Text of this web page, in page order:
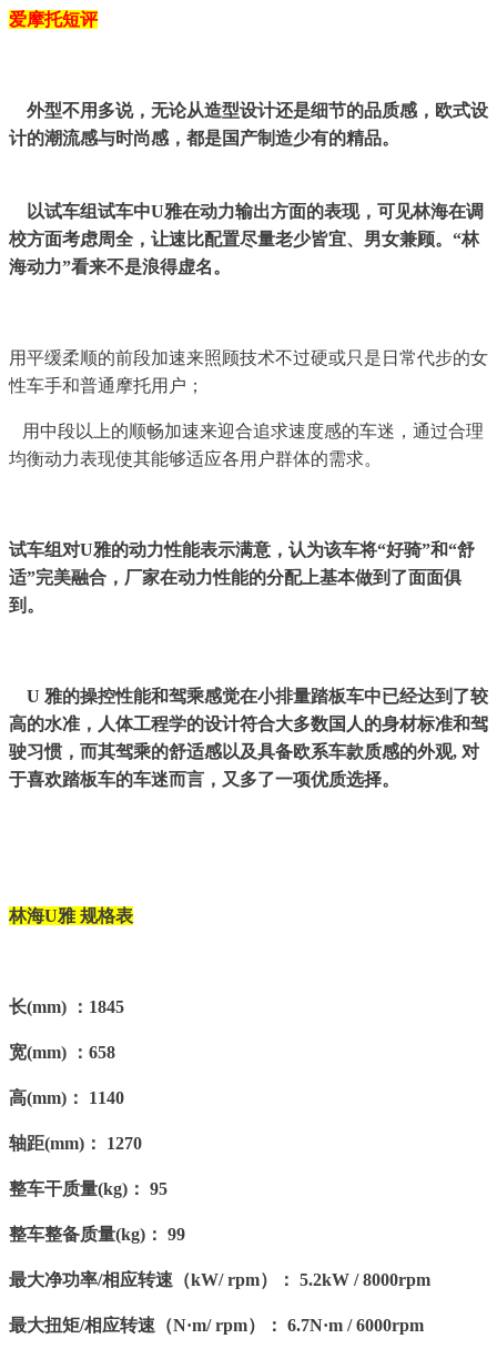
爱摩托短评
外型不用多说，无论从造型设计还是细节的品质感，欧式设
计的潮流感与时尚感，都是国产制造少有的精品。
以试车组试车中U雅在动力输出方面的表现，可见林海在调
校方面考虑周全，让速比配置尽量老少皆宜、男女兼顾。“林
海动力”看来不是浪得虚名。
用平缓柔顺的前段加速来照顾技术不过硬或只是日常代步的女
性车手和普通摩托用户；
用中段以上的顺畅加速来迎合追求速度感的车迷，通过合理
均衡动力表现使其能够适应各用户群体的需求。
试车组对U雅的动力性能表示满意，认为该车将“好骑”和“舒
适”完美融合，厂家在动力性能的分配上基本做到了面面俱
到。
U 雅的操控性能和驾乘感觉在小排量踏板车中已经达到了较
高的水准，人体工程学的设计符合大多数国人的身材标准和驾
驶习惯，而其驾乘的舒适感以及具备欧系车款质感的外观, 对
于喜欢踏板车的车迷而言，又多了一项优质选择。
林海U雅 规格表
长(mm) ：1845
宽(mm) ：658
高(mm)： 1140
轴距(mm)： 1270
整车干质量(kg)： 95
整车整备质量(kg)： 99
最大净功率/相应转速（kW/ rpm）： 5.2kW / 8000rpm
最大扭矩/相应转速（N·m/ rpm）： 6.7N·m / 6000rpm